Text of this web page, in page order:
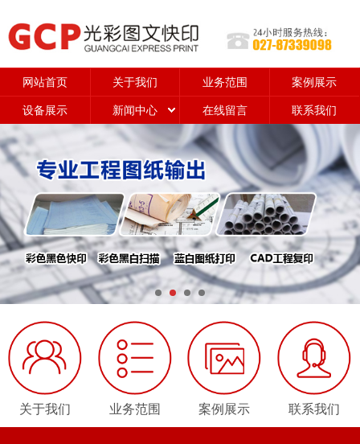
网站首页 关于我们 业务范围 案例展示
设备展示 新闻中心 在线留言 联系我们
关于我们 业务范围 案例展示 联系我们